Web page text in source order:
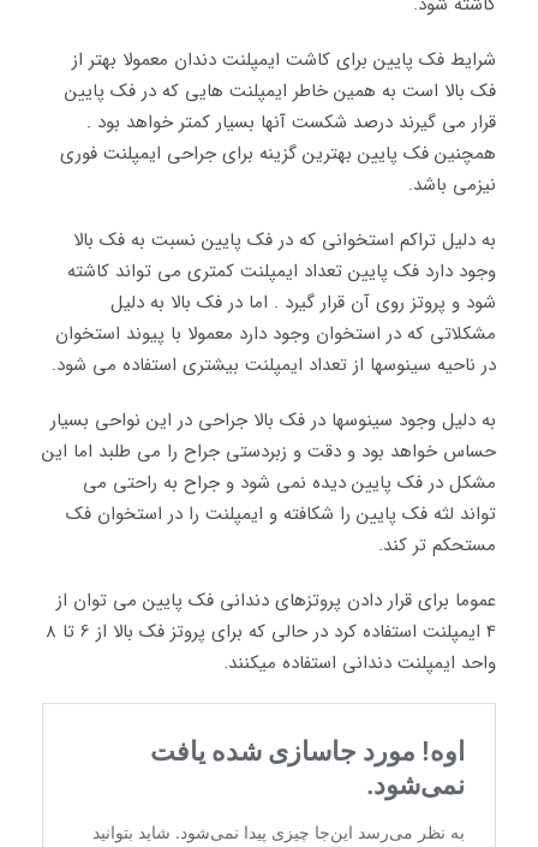
شرایط فک پایین برای کاشت ایمپلنت دندان معمولا بهتر از
فک بالا است به همین خاطر ایمپلنت هایی که در فک پایین
قرار می گیرند درصد شکست آنها بسیار کمتر خواهد بود .
همچنین فک پایین بهترین گزینه برای جراحی ایمپلنت فوری
نیزمی باشد.
به دلیل تراکم استخوانی که در فک پایین نسبت به فک بالا
وجود دارد فک پایین تعداد ایمپلنت کمتری می تواند کاشته
شود و پروتز روی آن قرار گیرد . اما در فک بالا به دلیل
مشکلاتی که در استخوان وجود دارد معمولا با پیوند استخوان
در ناحیه سینوسها از تعداد ایمپلنت بیشتری استفاده می شود.
به دلیل وجود سینوسها در فک بالا جراحی در این نواحی بسیار
حساس خواهد بود و دقت و زبردستی جراح را می طلبد اما این
مشکل در فک پایین دیده نمی شود و جراح به راحتی می
تواند لثه فک پایین را شکافته و ایمپلنت را در استخوان فک
مستحکم تر کند.
عموما برای قرار دادن پروتزهای دندانی فک پایین می توان از
4 ایمپلنت استفاده کرد در حالی که برای پروتز فک بالا از 6 تا 8
واحد ایمپلنت دندانی استفاده میکنند.